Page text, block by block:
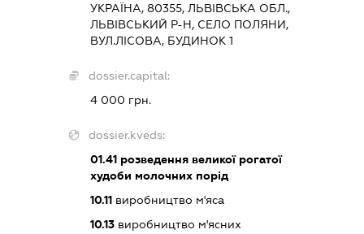
УКРАЇНА, 80355, ЛЬВІВСЬКА ОБЛ.,
ЛЬВІВСЬКИЙ Р-Н, СЕЛО ПОЛЯНИ,
ВУЛ.ЛІСОВА, БУДИНОК 1
dossier.capital:
4 000 грн.
dossier.kveds:
01.41розведення великої рогатої
худоби молочних порід
10.11виробництво м'яса
10.13виробництво м'ясних